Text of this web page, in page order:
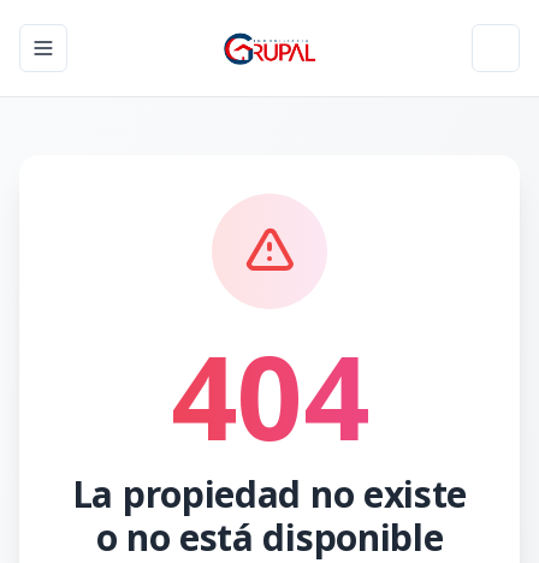
Toggle navigation menu
404
La propiedad no existe
o no está disponible